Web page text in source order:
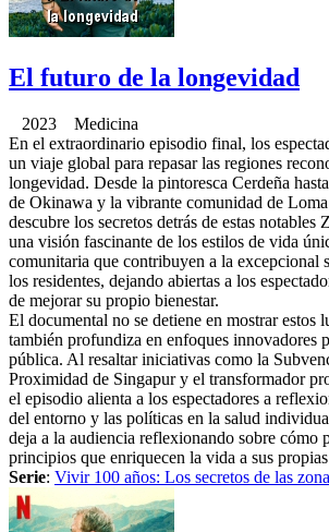
El futuro de la longevidad
2023 Medicina
En el extraordinario episodio final, los
un viaje global para repasar las regiones
longevidad. Desde la pintoresca Cerdeña
de Okinawa y la vibrante comunidad de
descubre los secretos detrás de estas notables
una visión fascinante de los estilos de vida
comunitaria que contribuyen a la excepcional
los residentes, dejando abiertas a los
de mejorar su propio bienestar.
El documental no se detiene en mostrar estos
también profundiza en enfoques innovadores
pública. Al resaltar iniciativas como la
Proximidad de Singapur y el transformador
el episodio alienta a los espectadores a
del entorno y las políticas en la salud
deja a la audiencia reflexionando sobre cómo
principios que enriquecen la vida a sus
Serie: Vivir 100 años: Los secretos de las